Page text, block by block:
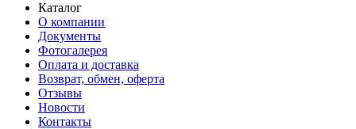
Каталог
О компании
Документы
Фотогалерея
Оплата и доставка
Возврат, обмен, оферта
Отзывы
Новости
Контакты